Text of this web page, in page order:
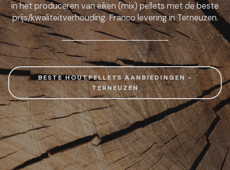
in het produceren van eiken (mix) pellets met de beste
prijs/kwaliteitverhouding. Franco levering in Terneuzen.
BESTE HOUTPELLETS AANBIEDINGEN -
TERNEUZEN